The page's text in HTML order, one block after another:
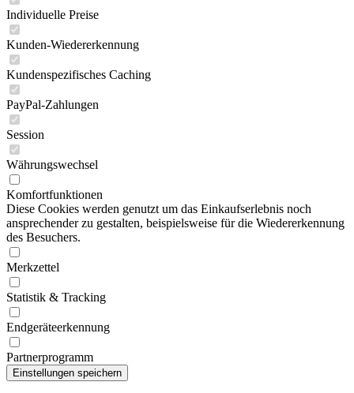
Individuelle Preise
Kunden-Wiedererkennung
Kundenspezifisches Caching
PayPal-Zahlungen
Session
Währungswechsel
Komfortfunktionen
Diese Cookies werden genutzt um das Einkaufserlebnis noch
ansprechender zu gestalten, beispielsweise für die Wiedererkennung
des Besuchers.
Merkzettel
Statistik & Tracking
Endgeräteerkennung
Partnerprogramm